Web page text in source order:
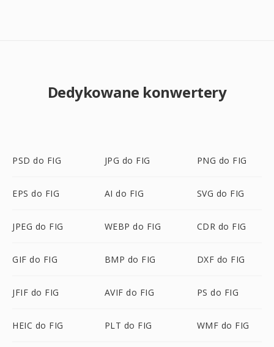
Dedykowane konwertery
PSD do FIG JPG do FIG PNG do FIG
EPS do FIG AI do FIG SVG do FIG
JPEG do FIG WEBP do FIG CDR do FIG
GIF do FIG BMP do FIG DXF do FIG
JFIF do FIG AVIF do FIG PS do FIG
HEIC do FIG PLT do FIG WMF do FIG